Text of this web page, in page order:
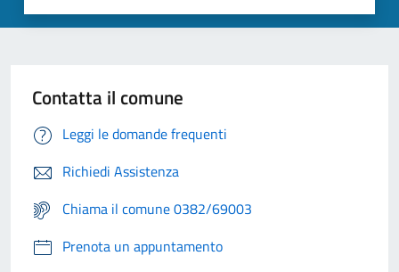
Contatta il comune
Leggi le domande frequenti
Richiedi Assistenza
Chiama il comune 0382/69003
Prenota un appuntamento